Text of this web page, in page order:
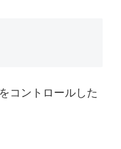
コントロールした